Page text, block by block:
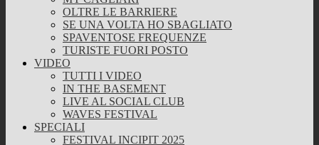
OLTRE LE BARRIERE
SE UNA VOLTA HO SBAGLIATO
SPAVENTOSE FREQUENZE
TURISTE FUORI POSTO
VIDEO
TUTTI I VIDEO
IN THE BASEMENT
LIVE AL SOCIAL CLUB
WAVES FESTIVAL
SPECIALI
FESTIVAL INCIPIT 2025